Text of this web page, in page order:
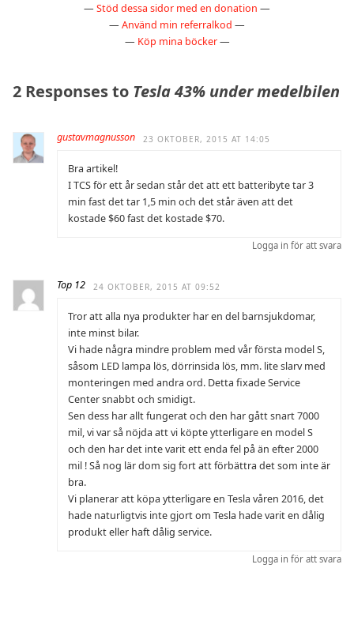
— Stöd dessa sidor med en donation —
— Använd min referralkod —
— Köp mina böcker—
2 Responses to Tesla 43% under medelbilen
gustavmagnusson 23 OKTOBER, 2015 AT 14:05
Bra artikel!
I TCS för ett år sedan står det att ett batteribyte tar 3
min fast det tar 1,5 min och det står även att det
kostade $60 fast det kostade $70.
Logga in för att svara
Top 12 24 OKTOBER, 2015 AT 09:52
Tror att alla nya produkter har en del barnsjukdomar,
inte minst bilar.
Vi hade några mindre problem med vår första model S,
såsom LED lampa lös, dörrinsida lös, mm. lite slarv med
monteringen med andra ord. Detta fixade Service
Center snabbt och smidigt.
Sen dess har allt fungerat och den har gått snart 7000
mil, vi var så nöjda att vi köpte ytterligare en model S
och den har det inte varit ett enda fel på än efter 2000
mil ! Så nog lär dom sig fort att förbättra det som inte är
bra.
Vi planerar att köpa ytterligare en Tesla våren 2016, det
hade naturligtvis inte gjort om Tesla hade varit en dålig
produkt eller haft dålig service.
Logga in för att svara